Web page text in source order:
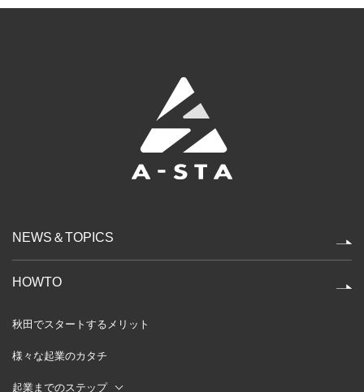
NEWS＆TOPICS
HOWTO
秋田でスタートするメリット
様々な起業のカタチ
起業までのステップ